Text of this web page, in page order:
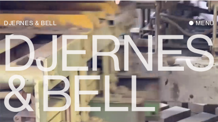
DJERNES & BELL MENU